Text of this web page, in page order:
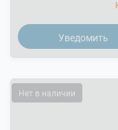
Уведомить
Нет в наличии